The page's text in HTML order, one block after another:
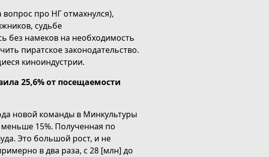
про НГ отмахнулся),
судьбе
без намеков на необходимость
пиратское законодательство.
киноиндустрии.
25,6% от посещаемости
новой команды​ в Минкультуры
15%. Полученная по
Это большой рост, и не
в два раза, с 28 [млн] до